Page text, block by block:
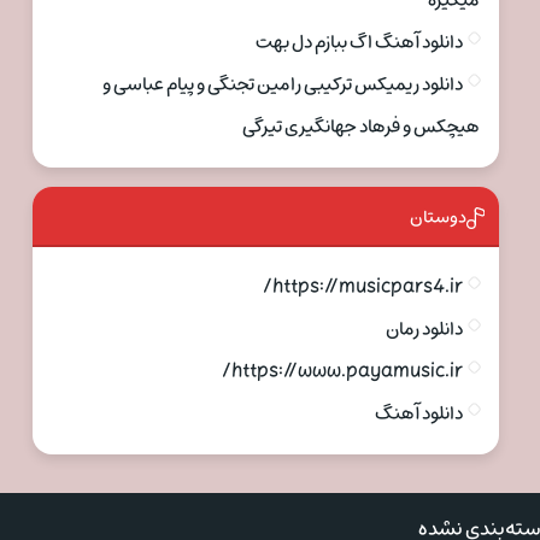
دانلود آهنگ اگ ببازم دل بهت
دانلود ریمیکس ترکیبی رامین تجنگی و پیام عباسی و
هیچکس و فرهاد جهانگیری تیرگی
دوستان
https://musicpars4.ir/
دانلود رمان
https://www.payamusic.ir/
دانلود آهنگ
نشده